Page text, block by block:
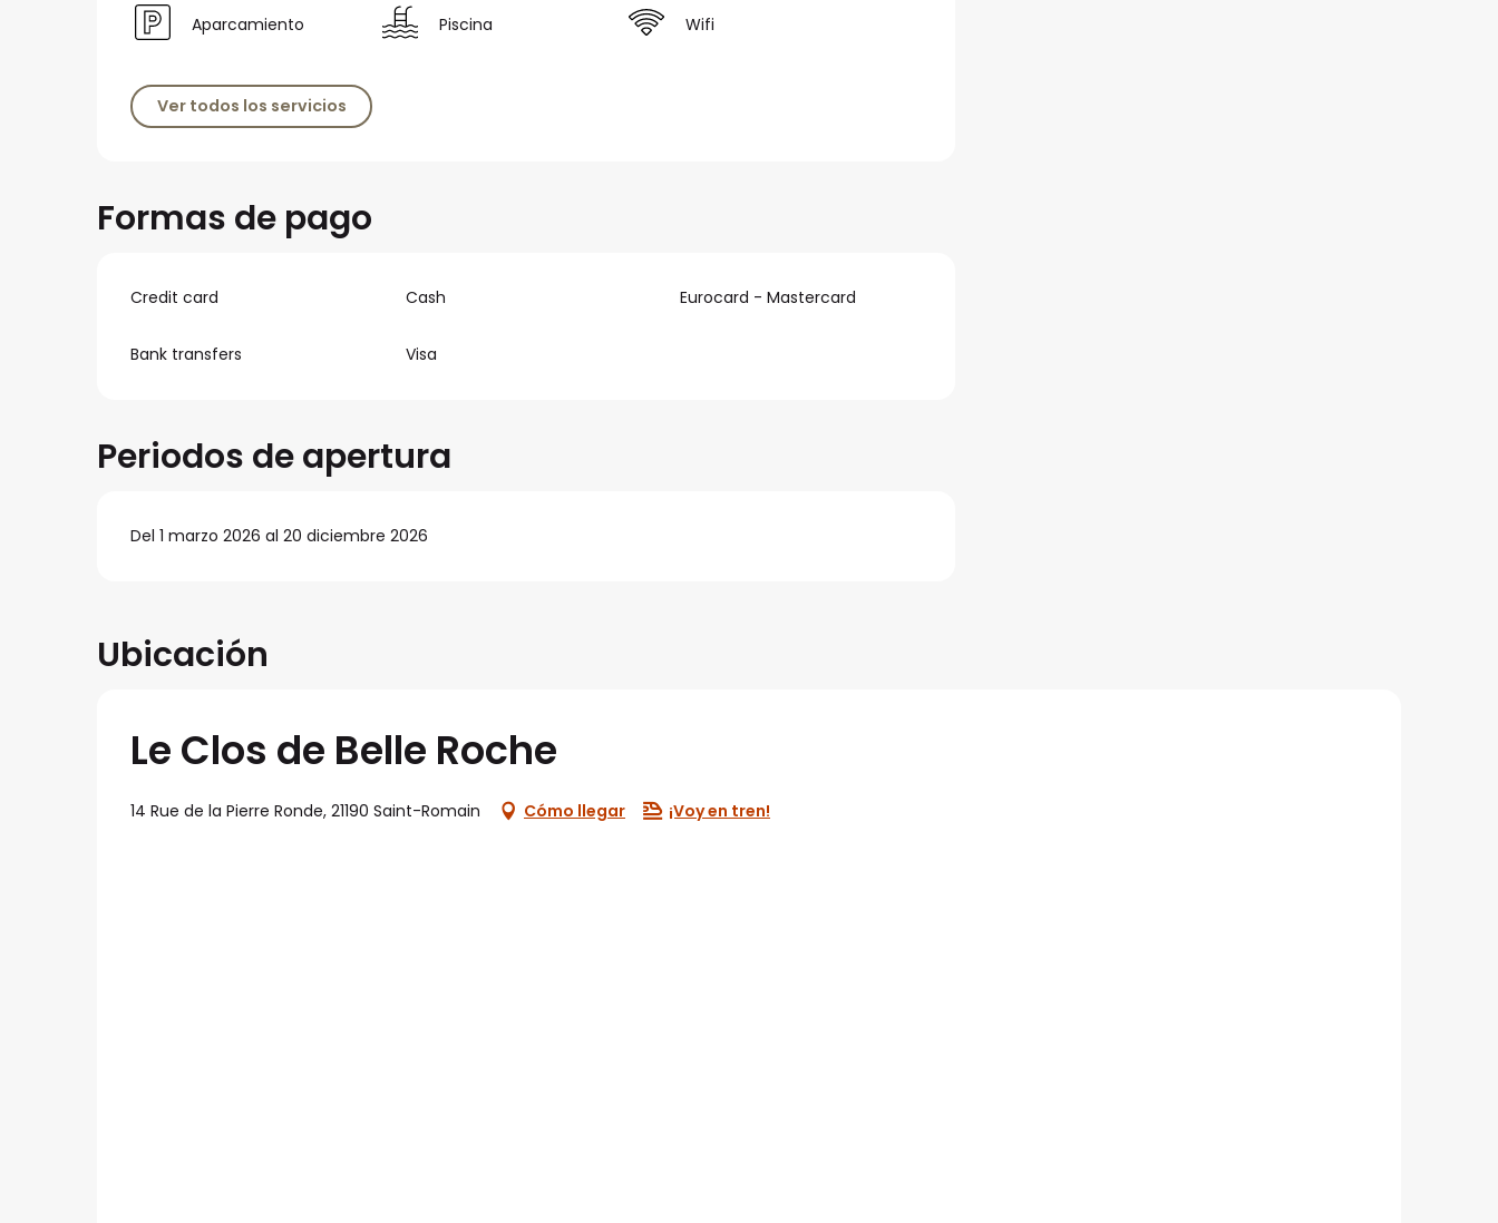
Aparcamiento Piscina Wifi
Ver todos los servicios
Formas de pago
Credit card Cash Eurocard - Mastercard
Bank transfers Visa
Periodos de apertura
Del 1 marzo 2026 al 20 diciembre 2026
Ubicación
Le Clos de Belle Roche
14 Rue de la Pierre Ronde, 21190 Saint-Romain Cómo llegar ¡Voy en tren!